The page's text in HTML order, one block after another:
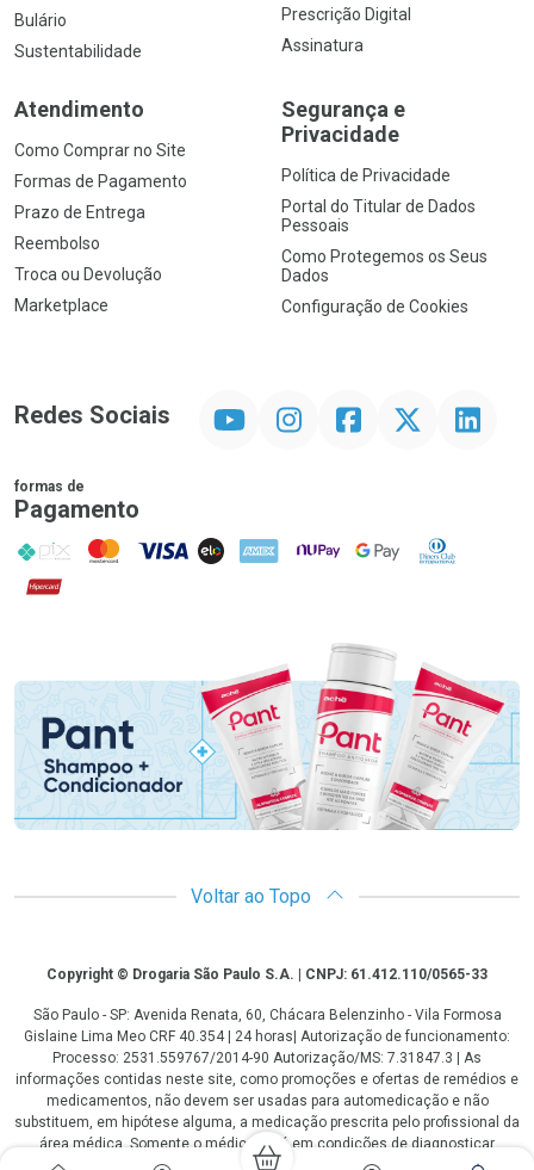
Bulário
Sustentabilidade
Prescrição Digital
Assinatura
Atendimento
Como Comprar no Site
Formas de Pagamento
Prazo de Entrega
Reembolso
Troca ou Devolução
Marketplace
Segurança e
Privacidade
Política de Privacidade
Portal do Titular de Dados
Pessoais
Como Protegemos os Seus
Dados
Configuração de Cookies
Redes Sociais InstagramFacebookTwitter Linkedin
formas de
Pagamento
PIX MasterCard
VISA ELO AMEX NuPay Google PayDiners Club
Hipercard
Voltar ao Topo
CopyrightCopyright © Drogaria São Paulo S.A. | CNPJ: 61.412.110/0565-33
São Paulo - SP: Avenida Renata, 60, Chácara Belenzinho - Vila Formosa
Gislaine Lima Meo CRF 40.354 | 24 horas| Autorização de funcionamento:
Processo: 2531.559767/2014-90 Autorização/MS: 7.31847.3 | As
informações contidas neste site, como promoções e ofertas de remédios e
medicamentos, não devem ser usadas para automedicação e não
substituem, em hipótese alguma, a medicação prescrita pelo profissional da
área médica. Somente o médico está em condições de diagnosticar
qualquer problema de saúde e prescrever o tratamento adequado. Os